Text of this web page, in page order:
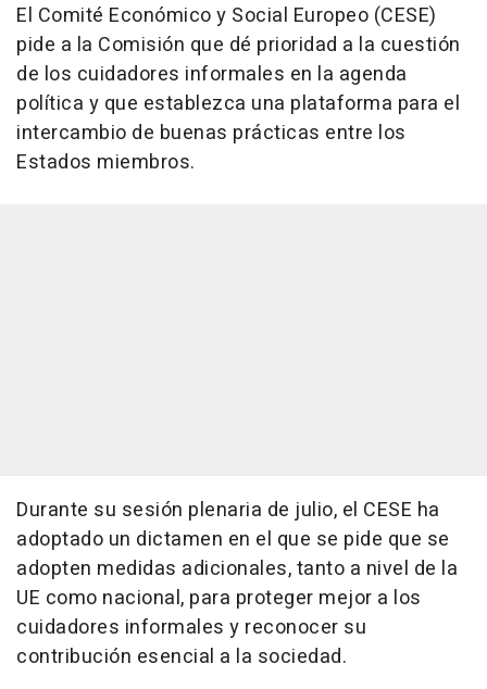
El Comité Económico y Social Europeo (CESE)
pide a la Comisión que dé prioridad a la cuestión
de los cuidadores informales en la agenda
política y que establezca una plataforma para el
intercambio de buenas prácticas entre los
Estados miembros.
Durante su sesión plenaria de julio, el CESE ha
adoptado un dictamen en el que se pide que se
adopten medidas adicionales, tanto a nivel de la
UE como nacional, para proteger mejor a los
cuidadores informales y reconocer su
contribución esencial a la sociedad.